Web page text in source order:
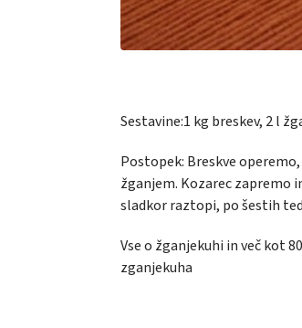
Sestavine:1 kg breskev, 2 l
Postopek: Breskve
žganjem. Kozarec zapremo
sladkor raztopi, po šestih
Vse o žganjekuhi in več kot
zganjekuha